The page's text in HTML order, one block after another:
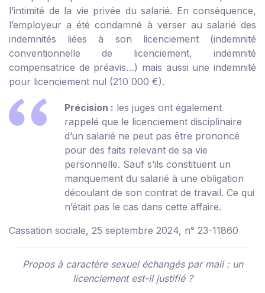
l’intimité de la vie privée du salarié. En conséquence,
l’employeur a été condamné à verser au salarié des
indemnités liées à son licenciement (indemnité
conventionnelle de licenciement, indemnité
compensatrice de préavis…) mais aussi une indemnité
pour licenciement nul (210 000 €).
Précision : les juges ont également
rappelé que le licenciement disciplinaire
d’un salarié ne peut pas être prononcé
pour des faits relevant de sa vie
personnelle. Sauf s’ils constituent un
manquement du salarié à une obligation
découlant de son contrat de travail. Ce qui
n’était pas le cas dans cette affaire.
Cassation sociale, 25 septembre 2024, n° 23-11860
Propos à caractère sexuel échangés par mail : un
licenciement est-il justifié ?